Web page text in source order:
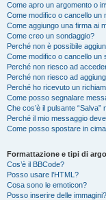
Come apro un argomento o
Come modifico o cancello un
Come aggiungo una firma ai
Come creo un sondaggio?
Perché non è possibile
Come modifico o cancello un
Perché non riesco ad
Perché non riesco ad
Perché ho ricevuto un
Come posso segnalare
Che cos’è il pulsante
Perché il mio messaggio
Come posso spostare in
Formattazione e tipi di
Cos’è il BBCode?
Posso usare l’HTML?
Cosa sono le emoticon?
Posso inserire delle immagini?